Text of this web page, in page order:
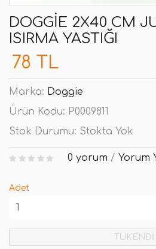
DOGGIE 2X40 CM
ISIRMA YASTIĞI
78 TL
Marka: Doggie
Ürün Kodu: P0009811
Stok Durumu: Stokta Yok
0 yorum / Yorum
Adet
TÜKENDİ